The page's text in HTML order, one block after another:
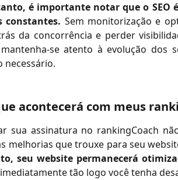
é importante notar que o SEO
constantes. Sem monitorização e
da concorrência e perder
se atento à evolução dos
necessário.
acontecerá com meus
sua assinatura no rankingCoach
melhorias que trouxe para seu
seu website permanecerá
imediatamente tão logo você tenha